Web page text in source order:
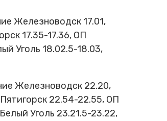
Железноводск 17.01,
17.35-17.36, ОП
Уголь 18.02.5-18.03,
Железноводск 22.20,
22.54-22.55, ОП
Уголь 23.21.5-23.22,